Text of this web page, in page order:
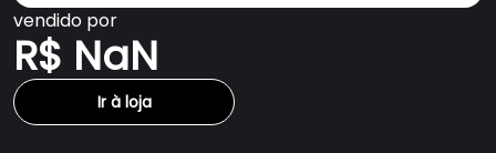
vendido por
R$ NaN
Ir à loja